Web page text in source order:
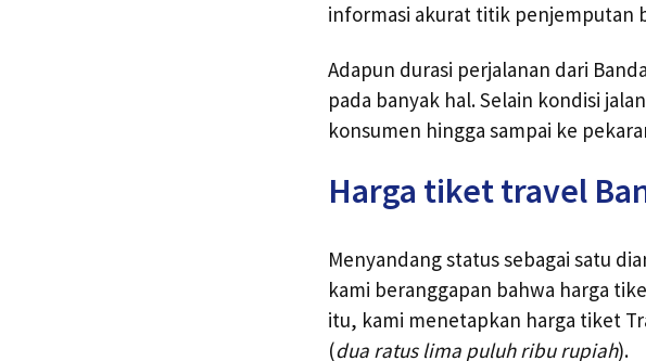
informasi akurat titik penjemputan
Adapun durasi perjalanan dari
pada banyak hal. Selain kondisi
konsumen hingga sampai ke
Harga tiket travel
Menyandang status sebagai satu
kami beranggapan bahwa harga
itu, kami menetapkan harga tiket
(dua ratus lima puluh ribu rupiah).